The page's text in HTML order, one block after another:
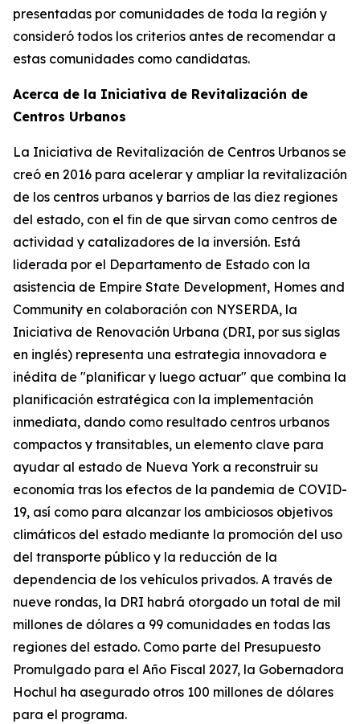
presentadas por comunidades de toda la región y
consideró todos los criterios antes de recomendar a
estas comunidades como candidatas.
Acerca de la Iniciativa de Revitalización de
Centros Urbanos
La Iniciativa de Revitalización de Centros Urbanos se
creó en 2016 para acelerar y ampliar la revitalización
de los centros urbanos y barrios de las diez regiones
del estado, con el fin de que sirvan como centros de
actividad y catalizadores de la inversión. Está
liderada por el Departamento de Estado con la
asistencia de Empire State Development, Homes and
Community en colaboración con NYSERDA, la
Iniciativa de Renovación Urbana (DRI, por sus siglas
en inglés) representa una estrategia innovadora e
inédita de "planificar y luego actuar" que combina la
planificación estratégica con la implementación
inmediata, dando como resultado centros urbanos
compactos y transitables, un elemento clave para
ayudar al estado de Nueva York a reconstruir su
economía tras los efectos de la pandemia de COVID-
19, así como para alcanzar los ambiciosos objetivos
climáticos del estado mediante la promoción del uso
del transporte público y la reducción de la
dependencia de los vehículos privados. A través de
nueve rondas, la DRI habrá otorgado un total de mil
millones de dólares a 99 comunidades en todas las
regiones del estado. Como parte del Presupuesto
Promulgado para el Año Fiscal 2027, la Gobernadora
Hochul ha asegurado otros 100 millones de dólares
para el programa.